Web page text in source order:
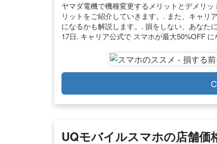
ヤマダ電機で機種変更するメリットとデメリ
リットをご紹介していきます。. また、キャリ
になるかも解説します。. 損をしない、あなた
17日. キャリア公式で スマホが最大50%OFF
UQモバイルスマホの店舗